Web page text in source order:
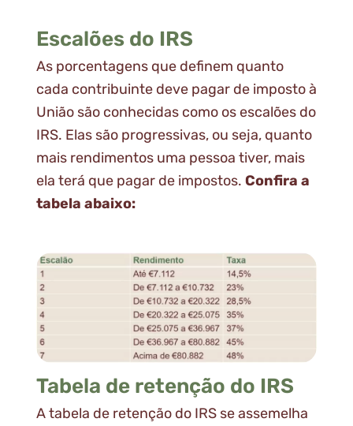
Escalões do IRS
As porcentagens que definem quanto
cada contribuinte deve pagar de imposto à
União são conhecidas como os escalões do
IRS. Elas são progressivas, ou seja, quanto
mais rendimentos uma pessoa tiver, mais
ela terá que pagar de impostos. Confira a
tabela abaixo:
Tabela de retenção do IRS
A tabela de retenção do IRS se assemelha